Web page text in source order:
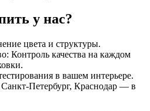
у нас?
цвета и структуры.
Контроль качества на каждом
в вашем интерьере.
Петербург, Краснодар — в